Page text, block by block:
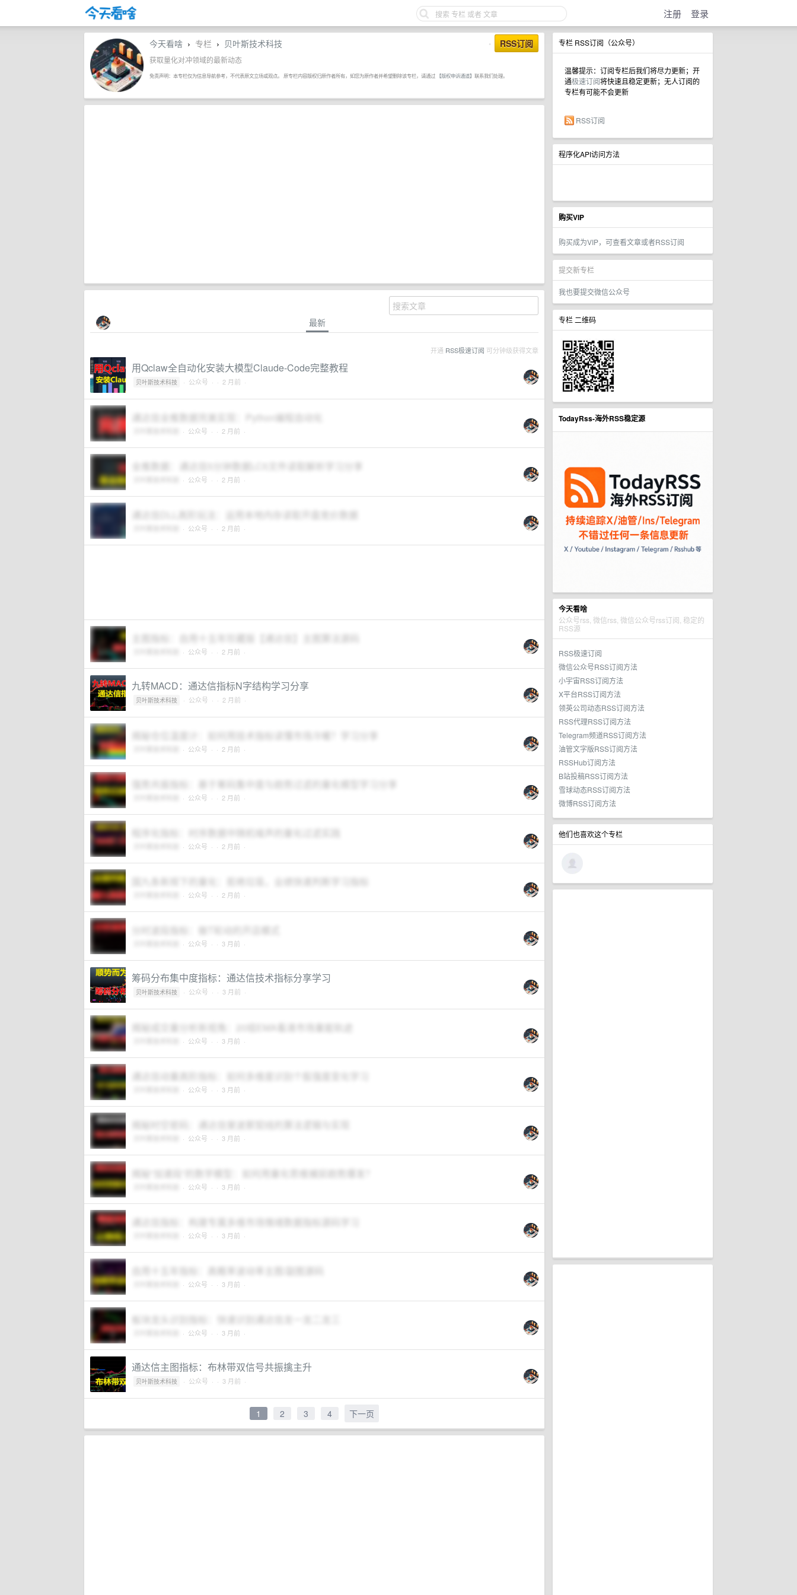
注册 登录
专栏 RSS订阅（公众号）
温馨提示：订阅专栏后我们将尽力更新；开
通极速订阅将快速且稳定更新；无人订阅的
专栏有可能不会更新
RSS订阅
程序化API访问方法
购买VIP
购买成为VIP，可查看文章或者RSS订阅
提交新专栏
我也要提交微信公众号
专栏 二维码
TodayRss-海外RSS稳定源
今天看啥
公众号rss, 微信rss, 微信公众号rss订阅, 稳定的
RSS源
RSS极速订阅
微信公众号RSS订阅方法
小宇宙RSS订阅方法
X平台RSS订阅方法
领英公司动态RSS订阅方法
RSS代理RSS订阅方法
Telegram频道RSS订阅方法
油管文字版RSS订阅方法
RSSHub订阅方法
B站投稿RSS订阅方法
雪球动态RSS订阅方法
微博RSS订阅方法
他们也喜欢这个专栏
• RSS订阅
今天看啥 › 专栏 › 贝叶斯技术科技
获取量化对冲领域的最新动态
免责声明：本专栏仅为信息导航参考，不代表原文立场或观点。 原专栏内容版权归原作者所有，如您为原作者并希望删除该专栏，请通过 【版权申诉通道】 联系我们处理。
最新
开通 RSS极速订阅 可分钟级获得文章
用Qclaw全自动化安装大模型Claude-Code完整教程
贝叶斯技术科技 · 公众号 · · 2 月前 ·
通达信全推数据完美实现：Python编程自动化
· 公众号 · · 2 月前 ·
全推数据：通达信5分钟数据LC5文件读取解析学习分享
· 公众号 · · 2 月前 ·
通达信DLL高阶玩法：运用本地内存读取开盘竞价数据
· 公众号 · · 2 月前 ·
· 公众号 · · 2 月前 ·
九转MACD：通达信指标N字结构学习分享
贝叶斯技术科技 · 公众号 · · 2 月前 ·
揭秘仓位温度计：如何用技术指标读懂市场冷暖？学习分享
· 公众号 · · 2 月前 ·
强势共振指标：基于筹码集中度与趋势过滤的量化模型学习分享
· 公众号 · · 2 月前 ·
程序化指标：时序数据中随机噪声的量化过滤实践
· 公众号 · · 2 月前 ·
国九条新规下的量化：拒绝垃圾，业绩快速判断学习指标
· 公众号 · · 2 月前 ·
分时波段指标：做T轮动的开店模式
· 公众号 · · 3 月前 ·
筹码分布集中度指标：通达信技术指标分享学习
贝叶斯技术科技 · 公众号 · · 3 月前 ·
揭秘成交量分析新视角：20组EMA看清市场量能轨迹
· 公众号 · · 3 月前 ·
通达信动量高阶指标：如何多维度识别个股强度变化学习
· 公众号 · · 3 月前 ·
揭秘时空密码：通达信斐波那契线的算法逻辑与实现
· 公众号 · · 3 月前 ·
揭秘“加速段”的数学模型：如何用量化思维捕捉趋势爆发？
· 公众号 · · 3 月前 ·
· 公众号 · · 3 月前 ·
· 公众号 · · 3 月前 ·
板块龙头识别指标：快速识别通达信龙一龙二龙三
· 公众号 · · 3 月前 ·
通达信主图指标：布林带双信号共振擒主升
贝叶斯技术科技 · 公众号 · · 3 月前 ·
1 2 3 4 下一页